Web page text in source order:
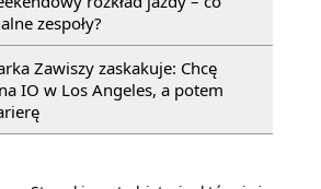
zespoły?
Zawiszy zaskakuje: Chcę
IO w Los Angeles, a potem